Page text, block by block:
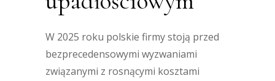
W 2025 roku polskie firmy stoją przed
bezprecedensowymi wyzwaniami
związanymi z rosnącymi kosztami